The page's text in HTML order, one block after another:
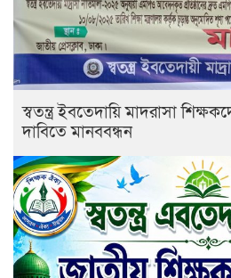
স্বতন্ত্র ইবতেদায়ি মাদরাসা
দাবিতে মানববন্ধন